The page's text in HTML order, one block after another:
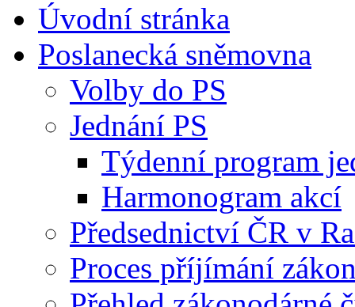
Úvodní stránka
Poslanecká sněmovna
Volby do PS
Jednání PS
Týdenní program
Harmonogram akcí
Předsednictví ČR v
Proces příjímání